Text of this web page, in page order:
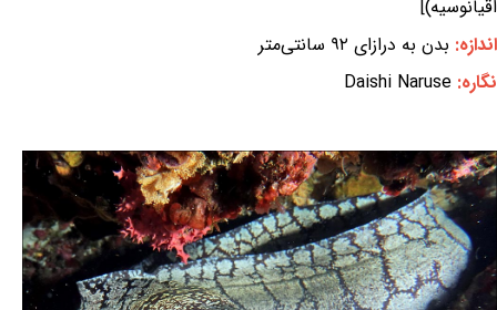
اقیانوسیه)]
اندازه: بدن به درازای ۹۲ سانتی‌متر
نگاره: Daishi Naruse